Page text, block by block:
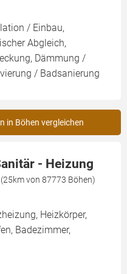
/ Einbau,
Abgleich,
Dämmung /
/ Badsanierung
in Böhen vergleichen
- Heizung
von 87773 Böhen)
Heizkörper,
Badezimmer,